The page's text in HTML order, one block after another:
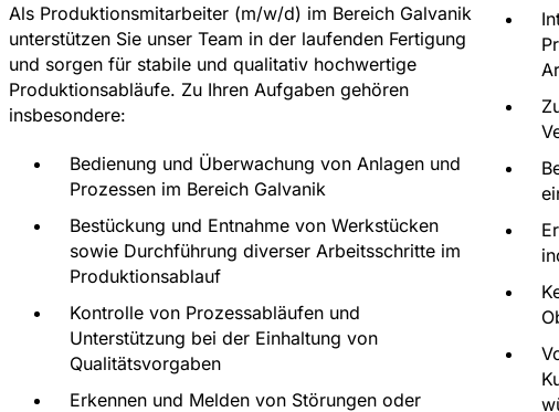
Als Produktionsmitarbeiter (m/w/d) im Bereich Galvanik
unterstützen Sie unser Team in der laufenden Fertigung
und sorgen für stabile und qualitativ hochwertige
Produktionsabläufe. Zu Ihren Aufgaben gehören
insbesondere:
Bedienung und Überwachung von Anlagen und
Prozessen im Bereich Galvanik
Bestückung und Entnahme von Werkstücken
sowie Durchführung diverser Arbeitsschritte im
Produktionsablauf
Kontrolle von Prozessabläufen und
Unterstützung bei der Einhaltung von
Qualitätsvorgaben
Erkennen und Melden von Störungen oder